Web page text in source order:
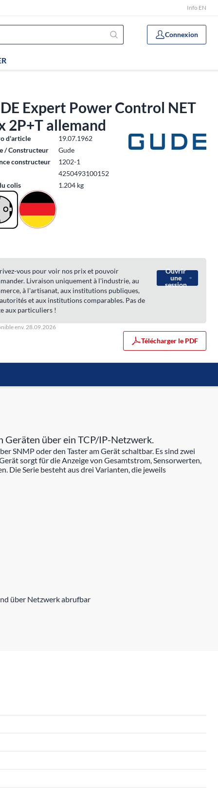
Info EN
Connexion
Expert Power Control NET
2P+T allemand
d'article
19.07.1962
/ Constructeur
Gude
constructeur
1202-1
4250493100152
colis
1.204 kg
vous pour voir nos prix et pouvoir
Livraison uniquement à l'industrie, au
à l'artisanat, aux institutions publiques,
et aux institutions comparables. Pas de
aux particuliers !
Ouvrir
une
session
env. 28.09.2026
Télécharger le PDF
Geräten über ein TCP/IP-Netzwerk.
SNMP oder den Taster am Gerät schaltbar. Es sind zwei
sorgt für die Anzeige von Gesamtstrom, Sensorwerten,
Die Serie besteht aus drei Varianten, die jeweils
über Netzwerk abrufbar